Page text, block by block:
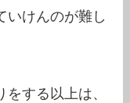
いけんのが難し
する以上は、